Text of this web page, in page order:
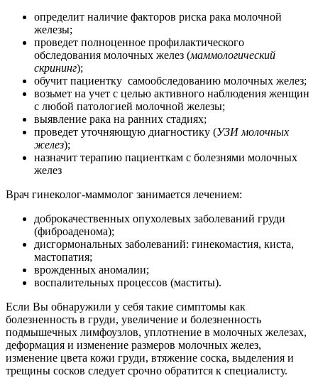
определит наличие факторов риска рака молочной
железы;
проведет полноценное профилактического
обследования молочных желез (маммологический
скрининг);
обучит пациентку самообследованию молочных желез;
возьмет на учет с целью активного наблюдения женщин
с любой патологией молочной железы;
выявление рака на ранних стадиях;
проведет уточняющую диагностику (УЗИ молочных
желез);
назначит терапию пациенткам с болезнями молочных
желез
Врач гинеколог-маммолог занимается лечением:
доброкачественных опухолевых заболеваний груди
(фиброаденома);
дисгормональных заболеваний: гинекомастия, киста,
мастопатия;
врожденных аномалии;
воспалительных процессов (маститы).
Если Вы обнаружили у себя такие симптомы как
болезненность в груди, увеличение и болезненность
подмышечных лимфоузлов, уплотнение в молочных железах,
деформация и изменение размеров молочных желез,
изменение цвета кожи груди, втяжение соска, выделения и
трещины сосков следует срочно обратится к специалисту.